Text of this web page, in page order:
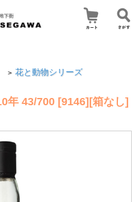
> 花と動物シリーズ
年 43/700 [9146][箱なし]